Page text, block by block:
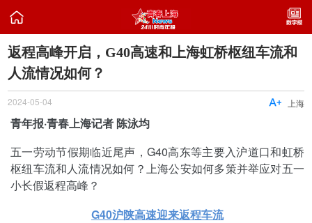

​返程高峰开启，G40高速和上海虹桥枢纽车流和
人流情况如何？
2024-05-04 上海

青年报·青春上海记者 陈泳均
五一劳动节假期临近尾声，G40高东等主要入沪道口和虹桥
枢纽车流和人流情况如何？上海公安如何多策并举应对五一
小长假返程高峰？
G40沪陕高速迎来返程车流